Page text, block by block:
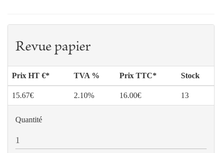
Revue papier
Prix HT €* TVA % Prix TTC* Stock
15.67€ 2.10% 16.00€ 13
Quantité